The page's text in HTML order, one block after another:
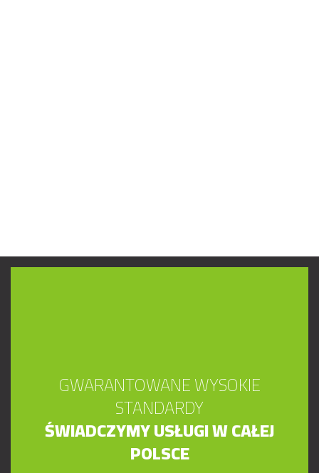
GWARANTOWANE WYSOKIE
STANDARDY
ŚWIADCZYMY USŁUGI W CAŁEJ
POLSCE